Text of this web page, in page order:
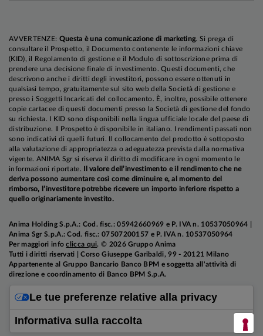
AVVERTENZE: Questa è una comunicazione di marketing. Si prega di
consultare il Prospetto, il Documento contenente le informazioni chiave
(KID), il Regolamento di gestione e il Modulo di sottoscrizione prima di
prendere una decisione finale di investimento. Questi documenti, che
descrivono anche i diritti degli investitori, possono essere ottenuti in
qualsiasi tempo, gratuitamente sul sito web della Società di gestione e
presso i Soggetti Incaricati del collocamento. È, inoltre, possibile ottenere
copie cartacee di questi documenti presso la Società di gestione del fondo
su richiesta. I KID sono disponibili nella lingua ufficiale locale del paese di
distribuzione. Il Prospetto è disponibile in italiano. I rendimenti passati non
sono indicativi di quelli futuri. Il collocamento del prodotto è sottoposto
alla valutazione di appropriatezza o adeguatezza prevista dalla normativa
vigente. ANIMA Sgr si riserva il diritto di modificare in ogni momento le
informazioni riportate.
Il valore dell’investimento e il rendimento che ne
deriva possono aumentare così come diminuire e, al momento del
rimborso, l’investitore potrebbe ricevere un importo inferiore rispetto a
quello originariamente investito.
Anima Holding S.p.A.: Cod. fisc.: 05942660969 e P. IVA n. 10537050964 |
Anima Sgr S.p.A.: Cod. fisc.: 07507200157 e P. IVA n. 10537050964
Per maggiori infoclicca qui. © 2026 Gruppo Anima
Tutti i diritti riservati | Corso Giuseppe Garibaldi, 99 - 20121 Milano
Appartenente al Gruppo Bancario Banco BPM e soggetta all'attività di
direzione e coordinamento di Banco BPM S.p.A.
Le tue preferenze relative alla privacy
Informativa sulla raccolta